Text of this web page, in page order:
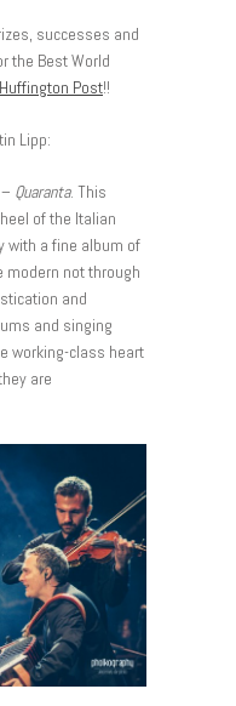
successes and
the Best World
Post!!
Lipp:
– Quaranta. This
of the Italian
with a fine album of
not through
and
and singing
working-class heart
are